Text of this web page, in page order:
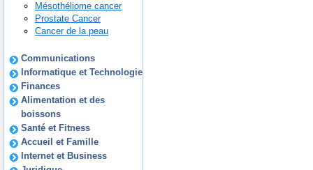
Mésothéliome cancer
Prostate Cancer
Cancer de la peau
Communications
Informatique et Technologie
Finances
Alimentation et des
boissons
Santé et Fitness
Accueil et Famille
Internet et Business